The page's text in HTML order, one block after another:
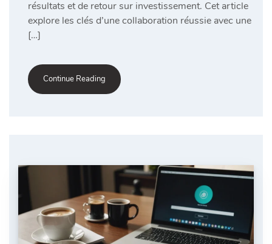
résultats et de retour sur investissement. Cet article
explore les clés d’une collaboration réussie avec une
[…]
Continue Reading